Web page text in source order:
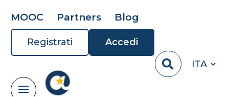
MOOC Partners Blog
Registrati
Accedi
ITA